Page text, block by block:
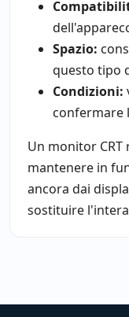
Spazio:
questo tipo
Condizioni:
confermare
Un monitor
mantenere in
ancora dai
sostituire